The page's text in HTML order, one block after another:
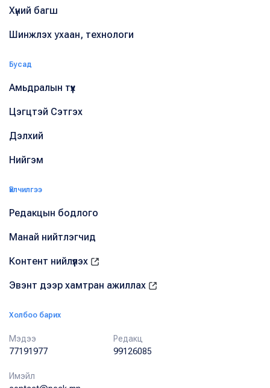
Хүний багш
Шинжлэх ухаан, технологи
Бусад
Амьдралын түүх
Цэгцтэй Сэтгэх
Дэлхий
Нийгэм
Үйлчилгээ
Редакцын бодлого
Манай нийтлэгчид
Контент нийлүүлэх
Эвэнт дээр хамтран ажиллах
Холбоо барих
Мэдээ
77191977
Редакц
99126085
Имэйл